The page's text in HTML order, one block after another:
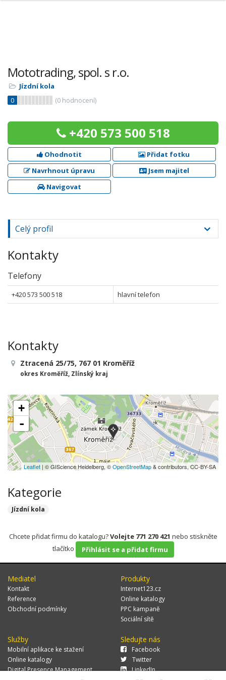
Mototrading, spol. s r.o.
Jízdní kola
0
(0 hodnocení)
+420 573 500 518
Ohodnotit
Přidat fotku
Navrhnout úpravu
Jsem majitel
Navigovat
Celý profil
Kontakty
Telefony
+420 573 500 518 hlavní telefon
Kontakty
Ztracená 25/75, 767 01 Kroměříž
okres Kroměříž, Zlínský kraj
+
-
Leaflet | © GIScience Heidelberg, ©OpenStreetMap& contributors, CC-BY-SA
Kategorie
Jízdní kola
Chcete přidat firmu do katalogu?Volejte 771 270 421 nebo stiskněte
tlačítko
Přihlásit se a přidat firmu
Mediatel
Kontakt
Reference
Obchodní podmínky
Produkty
Internet123.cz
Online katalogy
PPC kampaně
Sociální sítě
Služby
Mobilní aplikace ke stažení
Online katalogy
Digital Presence Management
Sledujte nás
Facebook
Twitter
LinkedIn